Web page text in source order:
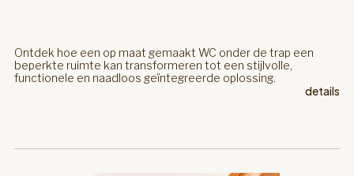
Ontdek hoe een op maat gemaakt WC onder de trap een
beperkte ruimte kan transformeren tot een stijlvolle,
functionele en naadloos geïntegreerde oplossing.
details